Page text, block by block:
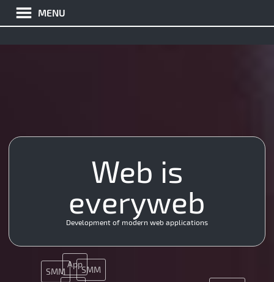
MENU
SMM
API
App
SMM
CSS
Web is
everyweb
Development of modern web applications